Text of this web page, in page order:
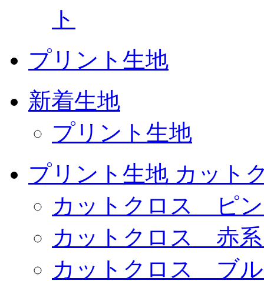
ト
プリント生地
新着生地
プリント生地
プリント生地 カット
カットクロス ピ
カットクロス 赤
カットクロス ブ